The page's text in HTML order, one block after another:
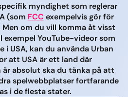
myndighet som reglerar
(som FCC exempelvis gör för
om du vill komma åt visst
YouTube-videor som
i USA, kan du använda Urban
att USA är ett land där
absolut ska du tänka på att
spelwebbplatser fortfarande
i de flesta stater.